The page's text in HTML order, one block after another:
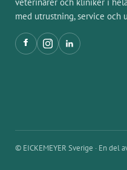
veterinärer och kliniker i
med utrustning, service och
© EICKEMEYER Sverige · En del